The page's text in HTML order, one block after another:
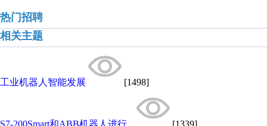
热门招聘
相关主题
工业机器人智能发展 [1498]
S7-200Smart和ABB机器人进行... [1339]